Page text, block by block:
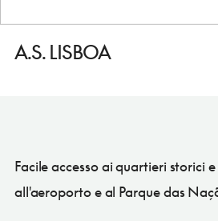
A.S. LISBOA
Facile accesso ai quartieri storici
all'aeroporto e al Parque das